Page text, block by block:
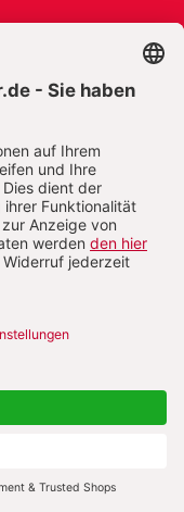
Datenschutz